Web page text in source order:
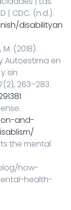
| CDC. (n.d.).
disabilityan
(2018).
Autoestima en
sin
263–283.
and-
the mental
how-
health-